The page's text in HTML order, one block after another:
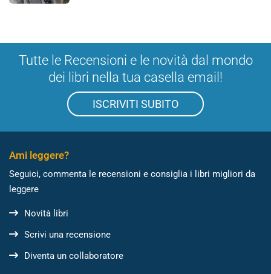
Tutte le Recensioni e le novità dal mondo
dei libri nella tua casella email!
ISCRIVITI SUBITO
Ami leggere?
Seguici, commenta le recensioni e consiglia i libri migliori da
leggere
Novità libri
Scrivi una recensione
Diventa un collaboratore